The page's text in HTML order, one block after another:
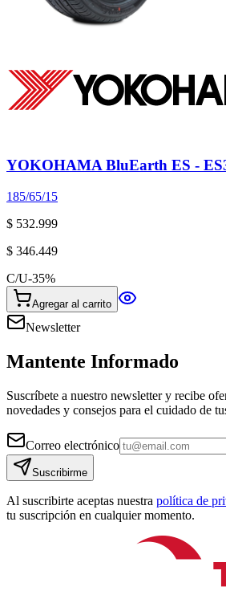
YOKOHAMA BluEarth ES -
185/65/15
$ 532.999
$ 346.449
C/U-35%
Agregar al carrito
Newsletter
Mantente Informado
Suscríbete a nuestro newsletter y recibe
novedades y consejos para el cuidado de
Correo electrónico
Suscribirme
Al suscribirte aceptas nuestra política de
tu suscripción en cualquier momento.